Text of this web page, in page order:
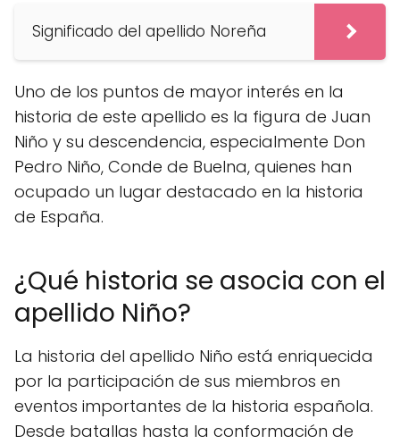
Significado del apellido Noreña
Uno de los puntos de mayor interés en la
historia de este apellido es la figura de Juan
Niño y su descendencia, especialmente Don
Pedro Niño, Conde de Buelna, quienes han
ocupado un lugar destacado en la historia
de España.
¿Qué historia se asocia con el
apellido Niño?
La historia del apellido Niño está enriquecida
por la participación de sus miembros en
eventos importantes de la historia española.
Desde batallas hasta la conformación de